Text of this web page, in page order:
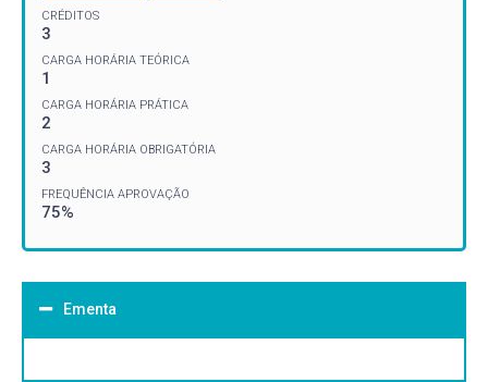
CRÉDITOS
3
CARGA HORÁRIA TEÓRICA
1
CARGA HORÁRIA PRÁTICA
2
CARGA HORÁRIA OBRIGATÓRIA
3
FREQUÊNCIA APROVAÇÃO
75%
Ementa